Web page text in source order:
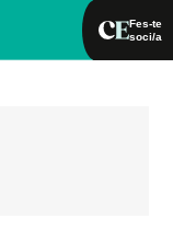
Fes-te
soci/a